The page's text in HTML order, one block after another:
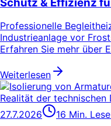
Professionelle
Industrieanlage vor
Erfahren Sie mehr über
Weiterlesen
27.7.2026 16 Min.